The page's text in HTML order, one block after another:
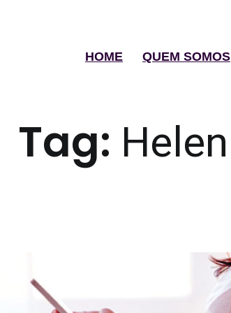
HOME QUEM SOMOS
Tag: